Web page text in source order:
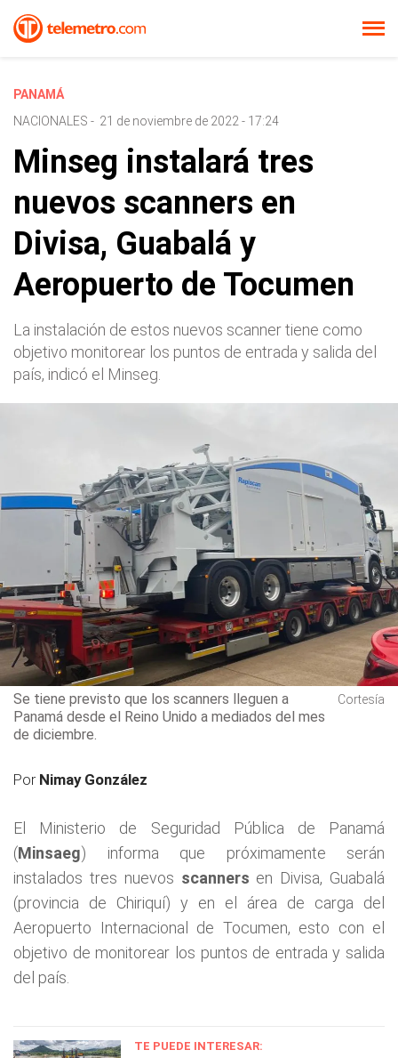
PANAMÁ
NACIONALES - 21 de noviembre de 2022 - 17:24
Minseg instalará tres
nuevos scanners en
Divisa, Guabalá y
Aeropuerto de Tocumen
La instalación de estos nuevos scanner tiene como
objetivo monitorear los puntos de entrada y salida del
país, indicó el Minseg.
Se tiene previsto que los scanners lleguen a
Panamá desde el Reino Unido a mediados del mes
de diciembre.
Cortesía
Por Nimay González
El Ministerio de Seguridad Pública de Panamá
(Minsaeg) informa que próximamente serán
instalados tres nuevos scanners en Divisa, Guabalá
(provincia de Chiriquí) y en el área de carga del
Aeropuerto Internacional de Tocumen, esto con el
objetivo de monitorear los puntos de entrada y salida
del país.
TE PUEDE INTERESAR: